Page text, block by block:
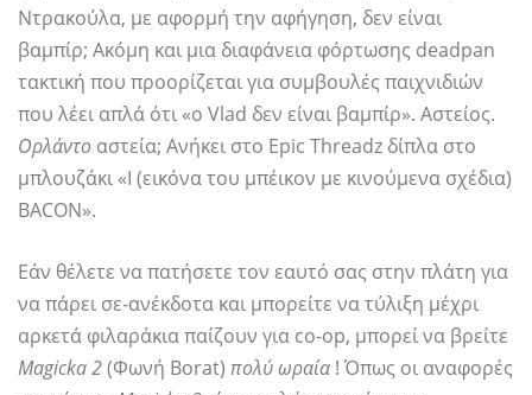
Ντρακούλα, με αφορμή την αφήγηση, δεν είναι
βαμπίρ; Ακόμη και μια διαφάνεια φόρτωσης deadpan
τακτική που προορίζεται για συμβουλές παιχνιδιών
που λέει απλά ότι «ο Vlad δεν είναι βαμπίρ». Αστείος.
Ορλάντο αστεία; Ανήκει στο Epic Threadz δίπλα στο
μπλουζάκι «I (εικόνα του μπέικον με κινούμενα σχέδια)
BACON».
Εάν θέλετε να πατήσετε τον εαυτό σας στην πλάτη για
να πάρει σε-ανέκδοτα και μπορείτε να τύλιξη μέχρι
αρκετά φιλαράκια παίζουν για co-op, μπορεί να βρείτε
Magicka 2(Φωνή Borat) πολύ ωραία ! Όπως οι αναφορές